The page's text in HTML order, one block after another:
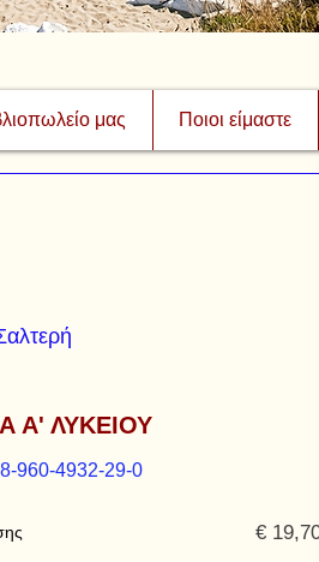
μας Ποιοι είμαστε
Α' ΛΥΚΕΙΟΥ
960-4932-29-0
€